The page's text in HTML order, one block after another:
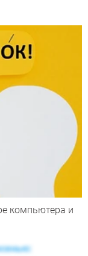
компьютера и